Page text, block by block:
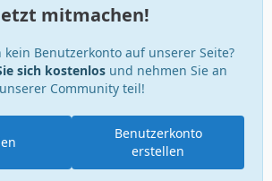
mitmachen!
kein Benutzerkonto auf unserer Seite?
sich kostenlosund nehmen Sie an
unserer Community teil!
Benutzerkonto
erstellen